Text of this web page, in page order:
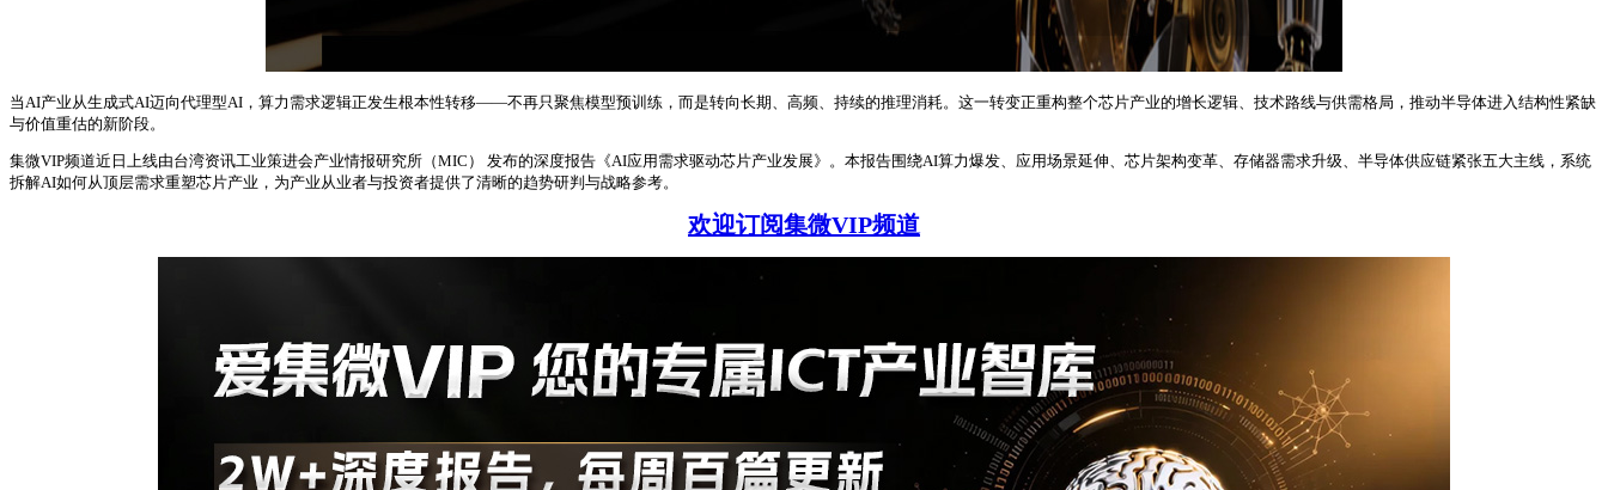
当AI产业从生成式AI迈向代理型AI，算力需求逻辑正发生根本性转移——不再只聚焦模型预训练，而是转向长期、高频、持续的推理消耗。这一转变正重构整个芯片产业的增长逻辑、技术路线与供需格局，推动半导体进入结构性紧缺
与价值重估的新阶段。
集微VIP频道近日上线由台湾资讯工业策进会产业情报研究所（MIC） 发布的深度报告《AI应用需求驱动芯片产业发展》。本报告围绕AI算力爆发、应用场景延伸、芯片架构变革、存储器需求升级、半导体供应链紧张五大主线，系统
拆解AI如何从顶层需求重塑芯片产业，为产业从业者与投资者提供了清晰的趋势研判与战略参考。
欢迎订阅集微VIP频道